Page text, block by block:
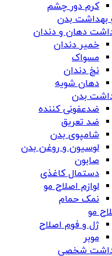
کرم دور چشم
بهداشت بدن
دهان و دندان
خمیر دندان
مسواک
نخ دندان
دهان شویه
بدن
ضدعفونی کننده
ضد تعریق
شامپوی بدن
لوسیون و روغن بدن
صابون
دستمال کاغذی
لوازم اصلاح مو
نمک حمام
مو
ژل و فوم اصلاح
موبر
شخصی